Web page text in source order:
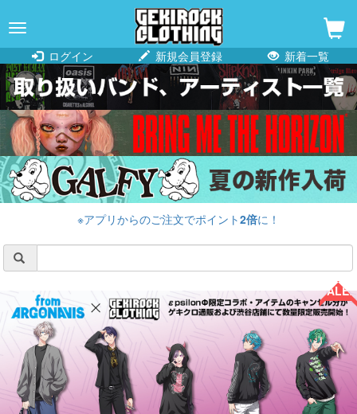
navigation
ログイン
新規会員登録 新着一覧
※アプリからのご注文でポイント2倍に！
SALE!!